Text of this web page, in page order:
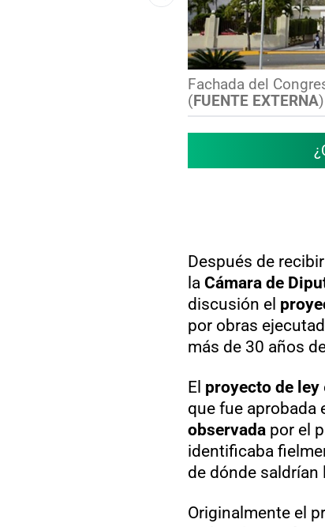
Fachada del
(FUENTE EXTERNA)
Después de
la Cámara de
discusión el
por obras
más de 30 años
El proyecto de ley
que fue aprobada
observadapor el
identificaba
de dónde saldrían
Originalmente el